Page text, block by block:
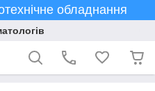
обладнання